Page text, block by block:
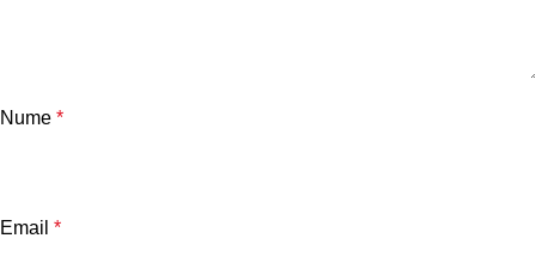
Nume *
Email *